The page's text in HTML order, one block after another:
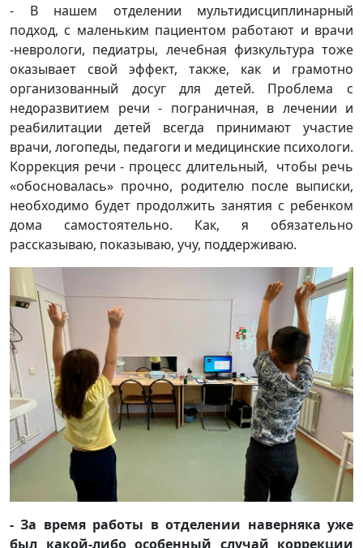
- В нашем отделении мультидисциплинарный
подход, с маленьким пациентом работают и врачи
-неврологи, педиатры, лечебная физкультура тоже
оказывает свой эффект, также, как и грамотно
организованный досуг для детей. Проблема с
недоразвитием речи - пограничная, в лечении и
реабилитации детей всегда принимают участие
врачи, логопеды, педагоги и медицинские психологи.
Коррекция речи - процесс длительный, чтобы речь
«обосновалась» прочно, родителю после выписки,
необходимо будет продолжить занятия с ребенком
дома самостоятельно. Как, я обязательно
рассказываю, показываю, учу, поддерживаю.
- За время работы в отделении наверняка уже
был какой-либо особенный случай коррекции